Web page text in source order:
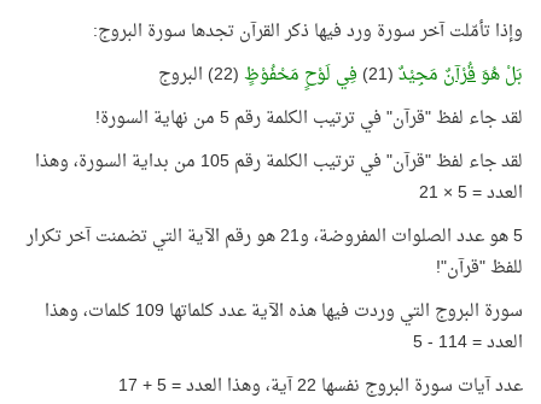
وإذا تأمّلت آخر سورة ورد فيها ذكر القرآن تجدها سورة البروج:
بَلْ هُوَقُرْآنٌ مَجِيْدٌ(21) فِي لَوْحٍ مَحْفُوْظٍ(22) البروج
لقد جاء لفظ "قرآن" في ترتيب الكلمة رقم 5 من نهاية السورة!
لقد جاء لفظ "قرآن" في ترتيب الكلمة رقم 105 من بداية السورة، وهذا
العدد = 5 × 21
5 هو عدد الصلوات المفروضة، و21 هو رقم الآية التي تضمنت آخر تكرار
للفظ "قرآن"!
سورة البروج التي وردت فيها هذه الآية عدد كلماتها 109 كلمات، وهذا
العدد = 114 - 5
عدد آيات سورة البروج نفسها 22 آية، وهذا العدد = 5 + 17